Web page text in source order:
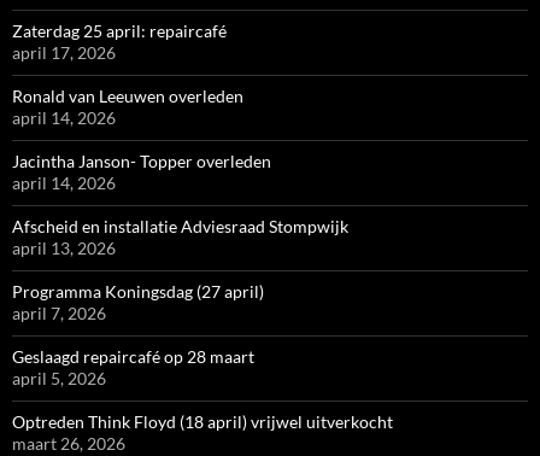
Zaterdag 25 april: repaircafé
april 17, 2026
Ronald van Leeuwen overleden
april 14, 2026
Jacintha Janson- Topper overleden
april 14, 2026
Afscheid en installatie Adviesraad Stompwijk
april 13, 2026
Programma Koningsdag (27 april)
april 7, 2026
Geslaagd repaircafé op 28 maart
april 5, 2026
Optreden Think Floyd (18 april) vrijwel uitverkocht
maart 26, 2026